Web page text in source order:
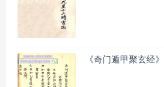
《奇门遁甲聚玄经》